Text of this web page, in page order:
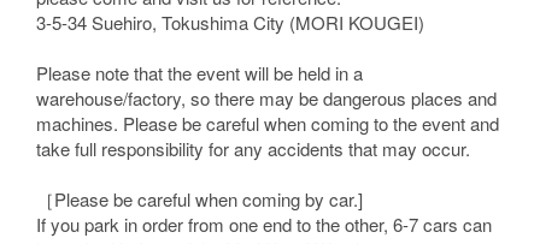
3-5-34 Suehiro, Tokushima City (MORI KOUGEI)
Please note that the event will be held in a
warehouse/factory, so there may be dangerous places and
machines. Please be careful when coming to the event and
take full responsibility for any accidents that may occur.
［Please be careful when coming by car.]
If you park in order from one end to the other, 6-7 cars can